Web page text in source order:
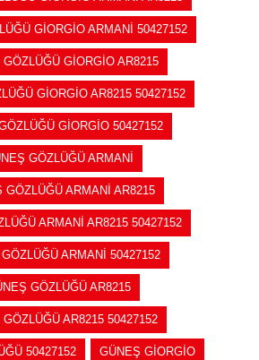
GİORGİO ARMANİ 50427152
GİORGİO AR8215
GİORGİO AR8215 50427152
GİORGİO 50427152
GÖZLÜĞÜ ARMANİ
GÖZLÜĞÜ ARMANİ AR8215
ARMANİ AR8215 50427152
ARMANİ 50427152
GÖZLÜĞÜ AR8215
AR8215 50427152
50427152 GÜNEŞ GİORGİO